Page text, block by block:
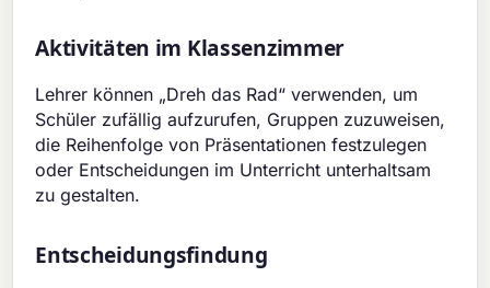
Aktivitäten im Klassenzimmer
Lehrer können „Dreh das Rad“ verwenden, um
Schüler zufällig aufzurufen, Gruppen zuzuweisen,
die Reihenfolge von Präsentationen festzulegen
oder Entscheidungen im Unterricht unterhaltsam
zu gestalten.
Entscheidungsfindung